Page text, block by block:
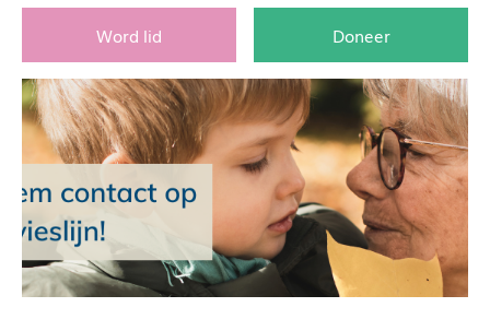
Word lid Doneer